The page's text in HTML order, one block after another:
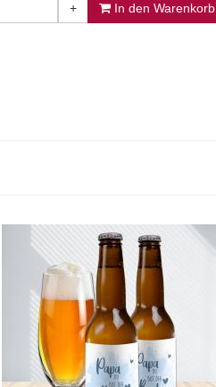
+ In den Warenkorb